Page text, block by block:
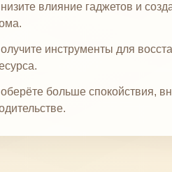
влияние гаджетов и
инструменты для
больше спокойствия,